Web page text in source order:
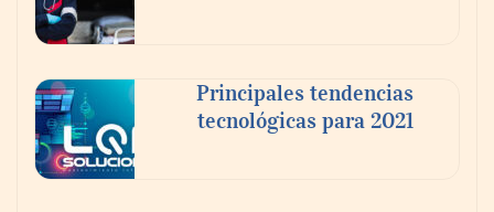
La cartera vencida hipotecaria aumenta al
doble de velocidad que la cartera sana en
Principales tendencias
tecnológicas para 2021